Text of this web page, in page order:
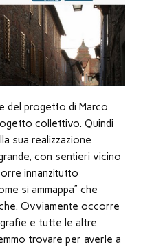
del progetto di Marco
collettivo. Quindi
sua realizzazione
con sentieri vicino
innanzitutto
si ammappa” che
Ovviamente occorre
e tutte le altre
trovare per averle a